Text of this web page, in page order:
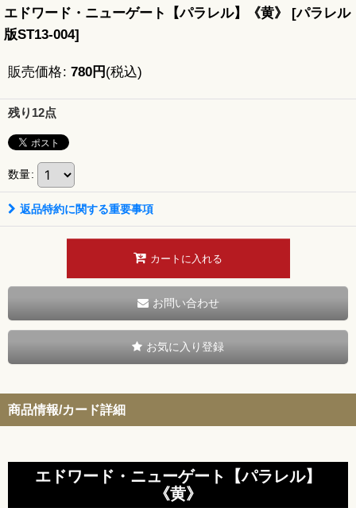
エドワード・ニューゲート【パラレル】《黄》 [パラレル
版ST13-004]
販売価格: 780円 (税込)
残り12点
数量:
返品特約に関する重要事項
カートに入れる
お問い合わせ
お気に入り登録
商品情報/カード詳細
エドワード・ニューゲート【パラレル】
《黄》